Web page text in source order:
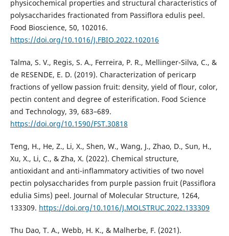
physicochemical properties and structural characteristics of
polysaccharides fractionated from Passiflora edulis peel.
Food Bioscience, 50, 102016.
https://doi.org/10.1016/J.FBIO.2022.102016
Talma, S. V., Regis, S. A., Ferreira, P. R., Mellinger-Silva, C., &
de RESENDE, E. D. (2019). Characterization of pericarp
fractions of yellow passion fruit: density, yield of flour, color,
pectin content and degree of esterification. Food Science
and Technology, 39, 683–689.
https://doi.org/10.1590/FST.30818
Teng, H., He, Z., Li, X., Shen, W., Wang, J., Zhao, D., Sun, H.,
Xu, X., Li, C., & Zha, X. (2022). Chemical structure,
antioxidant and anti-inflammatory activities of two novel
pectin polysaccharides from purple passion fruit (Passiflora
edulia Sims) peel. Journal of Molecular Structure, 1264,
133309. https://doi.org/10.1016/J.MOLSTRUC.2022.133309
Thu Dao, T. A., Webb, H. K., & Malherbe, F. (2021).